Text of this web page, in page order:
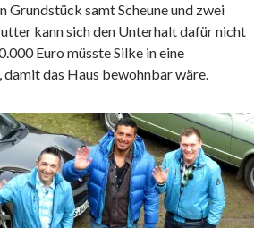
samt Scheune und zwei
kann sich den Unterhalt dafür nicht
Euro müsste Silke in eine
damit das Haus bewohnbar wäre.